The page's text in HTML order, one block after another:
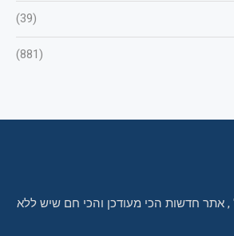
(39)
(881)
חדשות הכי מעודכן והכי חם שיש ללא